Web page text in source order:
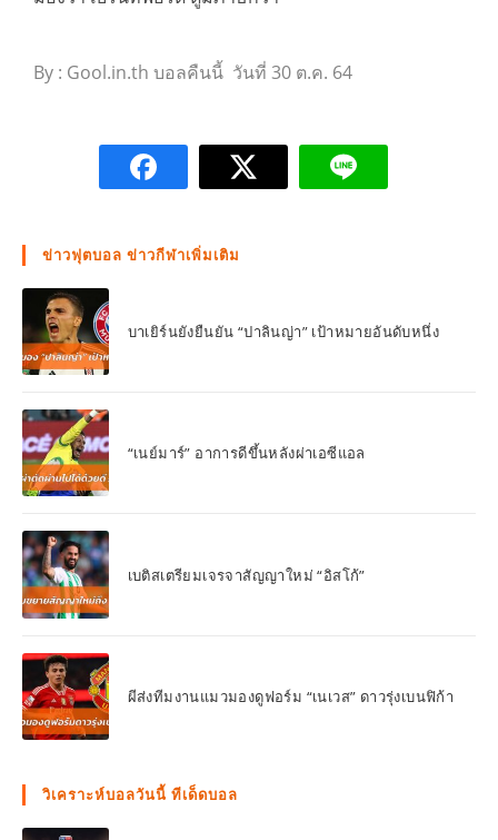
By : Gool.in.th บอลคืนนี้ วันที่ 30 ต.ค. 64
ข่าวฟุตบอล ข่าวกีฬาเพิ่มเติม
บาเยิร์นยังยืนยัน “ปาลินญ่า” เป้าหมายอันดับหนึ่ง
“เนย์มาร์” อาการดีขึ้นหลังผ่าเอซีแอล
เบติสเตรียมเจรจาสัญญาใหม่ “อิสโก้”
ผีส่งทีมงานแมวมองดูฟอร์ม “เนเวส” ดาวรุ่งเบนฟิก้า
วิเคราะห์บอลวันนี้ ทีเด็ดบอล